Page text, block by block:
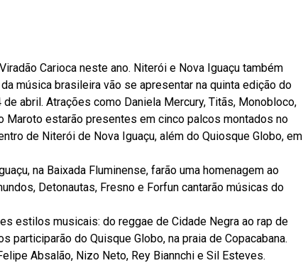
Carioca neste ano. Niterói e Nova Iguaçu também
música brasileira vão se apresentar na quinta edição do
abril. Atrações como Daniela Mercury, Titãs, Monobloco,
Maroto estarão presentes em cinco palcos montados no
de Niterói de Nova Iguaçu, além do Quiosque Globo, em
na Baixada Fluminense, farão uma homenagem ao
Detonautas, Fresno e Forfun cantarão músicas do
estilos musicais: do reggae de Cidade Negra ao rap de
participarão do Quisque Globo, na praia de Copacabana.
Absalão, Nizo Neto, Rey Biannchi e Sil Esteves.